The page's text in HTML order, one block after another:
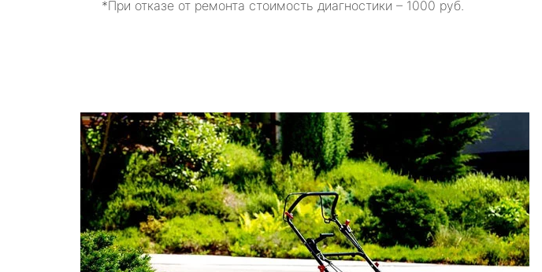
*При отказе от ремонта стоимость диагностики – 1000 руб.